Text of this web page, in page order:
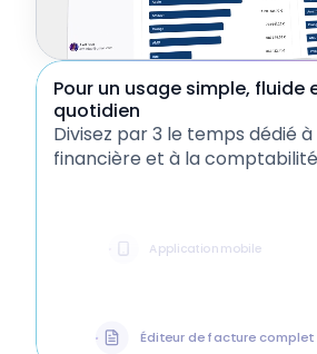
Pour un usage simple, fluide
quotidien
Divisez par 3 le temps dédié
financière et à la
Paiement en 1 clic
Intégrations &